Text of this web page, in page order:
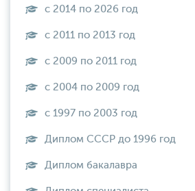
с 2014 по 2026 год
с 2011 по 2013 год
с 2009 по 2011 год
с 2004 по 2009 год
с 1997 по 2003 год
Диплом СССР до 1996 год
Диплом бакалавра